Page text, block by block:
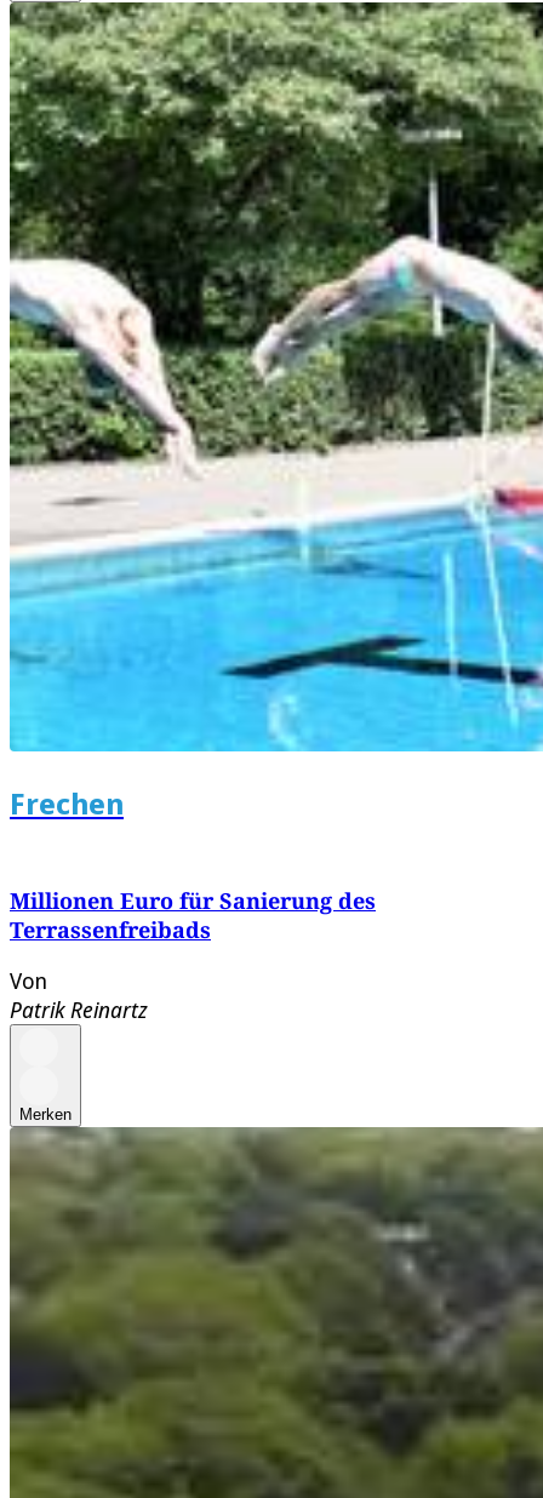
Frechen
Millionen Euro für Sanierung des
Terrassenfreibads
Von
Patrik Reinartz
Merken